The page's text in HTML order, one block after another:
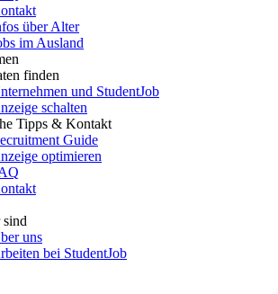
über Alter
im Ausland
finden
und StudentJob
schalten
Tipps & Kontakt
Guide
optimieren
uns
bei StudentJob